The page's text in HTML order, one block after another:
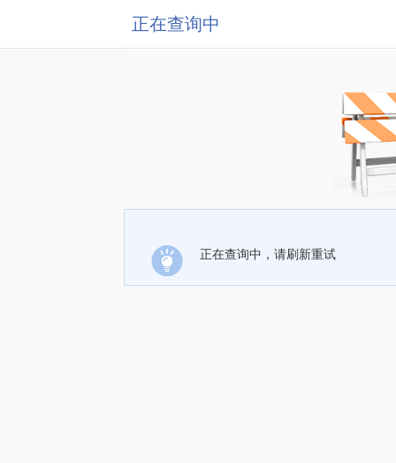
正在查询中
正在查询中，请刷新重试